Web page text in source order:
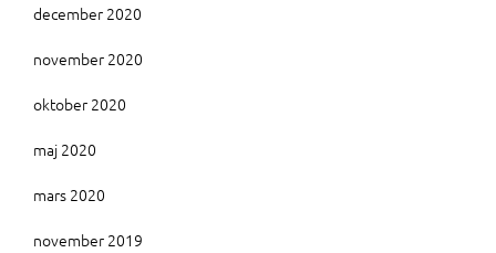
december 2020
november 2020
oktober 2020
maj 2020
mars 2020
november 2019